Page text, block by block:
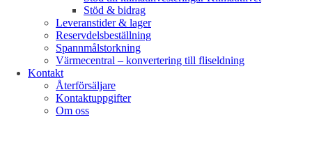
Stöd & bidrag
Leveranstider & lager
Reservdelsbeställning
Spannmålstorkning
Värmecentral – konvertering till fliseldning
Kontakt
Återförsäljare
Kontaktuppgifter
Om oss